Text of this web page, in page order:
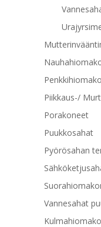
Piikkaus-/
Porakoneet
Puukkosahat
Pyörösahan
Vannesahat